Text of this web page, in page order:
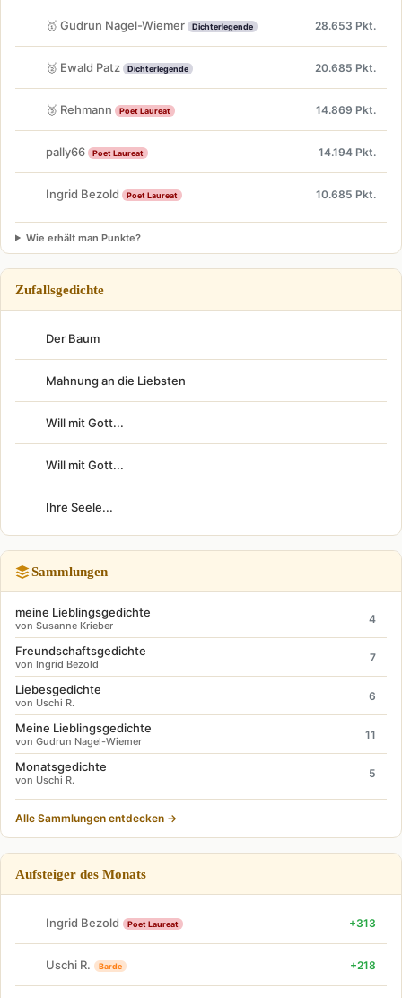
🥇 Gudrun Nagel-Wiemer Dichterlegende 28.653 Pkt.
🥈 Ewald Patz Dichterlegende 20.685 Pkt.
🥉 Rehmann Poet Laureat 14.869 Pkt.
pally66 Poet Laureat 14.194 Pkt.
Ingrid Bezold Poet Laureat 10.685 Pkt.
Wie erhält man Punkte?
Zufallsgedichte
Der Baum
Mahnung an die Liebsten
Will mit Gott...
Will mit Gott...
Ihre Seele...
Sammlungen
meine Lieblingsgedichte
von Susanne Krieber
4
Freundschaftsgedichte
von Ingrid Bezold
7
Liebesgedichte
von Uschi R.
6
Meine Lieblingsgedichte
von Gudrun Nagel-Wiemer
11
Monatsgedichte
von Uschi R.
5
Alle Sammlungen entdecken →
Aufsteiger des Monats
Ingrid Bezold Poet Laureat +313
Uschi R. Barde +218